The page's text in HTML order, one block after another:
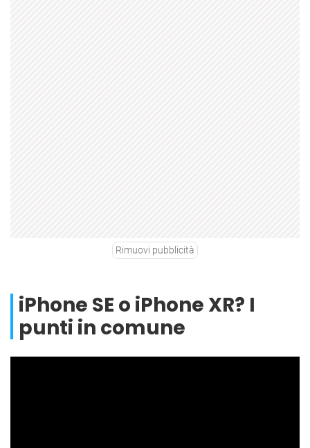
Rimuovi pubblicità
iPhone SE o iPhone XR? I
punti in comune